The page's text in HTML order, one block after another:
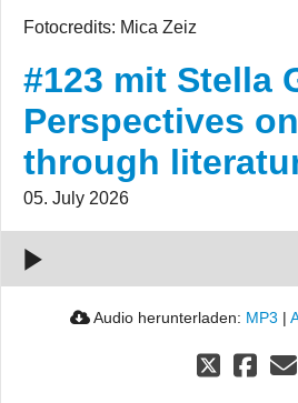
Fotocredits: Mica Zeiz
#123 mit Stella
Perspectives
through
05. July 2026
#123 mit
Gaitano -
Perspectives
on Sudan
through
literature
Audio herunterladen: MP3 |